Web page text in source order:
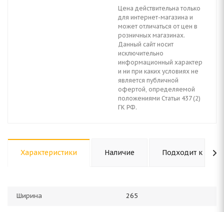
Цена действительна только
для интернет-магазина и
может отличаться от цен в
розничных магазинах.
Данный сайт носит
исключительно
информационный характер
и ни при каких условиях не
является публичной
офертой, определяемой
положениями Статьи 437 (2)
ГК РФ.
Характеристики Наличие Подходит к авто
Ширина 265